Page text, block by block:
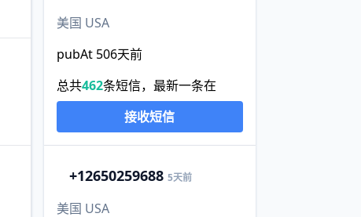
美国 USA
pubAt 506天前
总共462条短信，最新一条在
接收短信
+12650259688 5天前
美国 USA